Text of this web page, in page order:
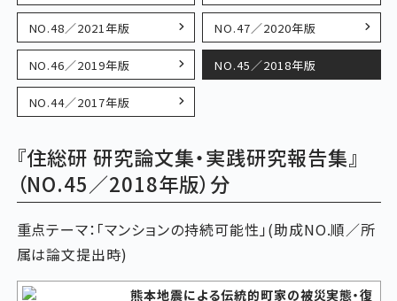
NO.48／2021年版 NO.47／2020年版
NO.46／2019年版 NO.45／2018年版
NO.44／2017年版
『住総研 研究論文集・実践研究報告集』
（NO.45／2018年版）分
重点テーマ：「マンションの持続可能性」(助成NO.順／所
属は論文提出時)
熊本地震による伝統的町家の被災実態・復